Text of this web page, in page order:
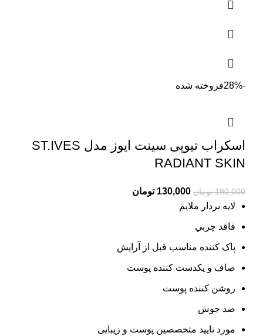
-28% فروخته شده
اسکراب تیوپی سینت ایوز مدل ST.IVES
RADIANT SKIN
180,000 تومان Original
price
130,000 تومان
لایه بردار ملایم
فاقد چربي
پاک کننده مناسب قبل از آرایش
صاف و یکدست کننده پوست
روشن کننده پوست
ضد جوش
مورد تایید متخصصین پوست و زیبایی